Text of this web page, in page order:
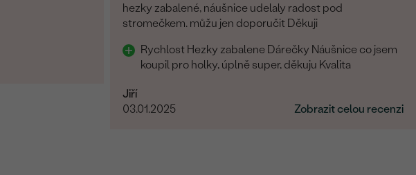
hezky zabalené, náušnice udelaly radost pod
stromečkem. můžu jen doporučit Děkuji
Rychlost Hezky zabalene Dárečky Náušnice co jsem
koupil pro holky, úplně super, děkuju Kvalita
Jiří
03.01.2025
Zobrazit celou recenzi